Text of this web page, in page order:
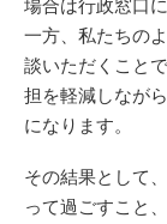
場合は行政窓口
一方、私たちの
談いただくこと
担を軽減しなが
になります。
その結果として
って過ごすこと